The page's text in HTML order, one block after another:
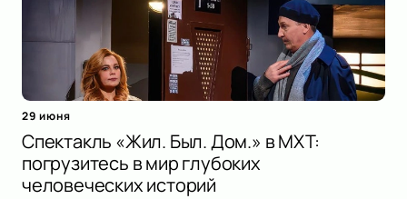
29 июня
Спектакль «Жил. Был. Дом.» в МХТ:
погрузитесь в мир глубоких
человеческих историй